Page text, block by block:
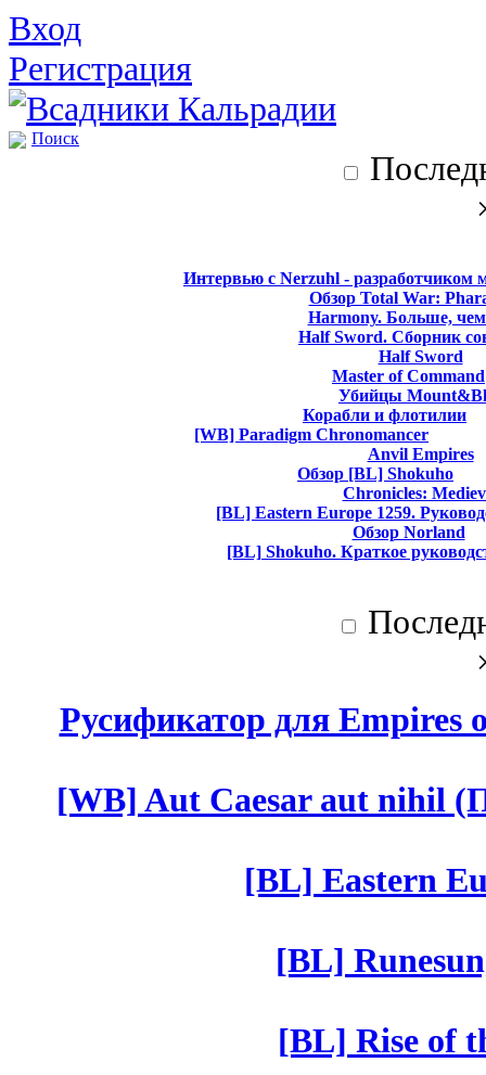
Вход
Регистрация
Поиск
Интервью с Nerzuhl - разработчиком
Обзор Total War:
Harmony. Больше,
Half Sword. Сборник
Half Sword
Master of Command
Убийцы
Корабли и флотилии
[WB] Paradigm Chronomancer
Anvil Empires
Обзор [BL] Shokuho
Chronicles:
[BL] Eastern Europe 1259.
Обзор Norland
[BL] Shokuho. Краткое
Русификатор для Empires
[WB] Aut Caesar aut nihil
[BL] Eastern
[BL]
[BL] Rise of